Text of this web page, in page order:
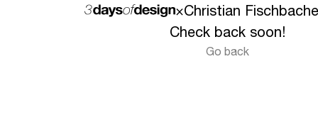
×Christian
Check back soon!
Go back